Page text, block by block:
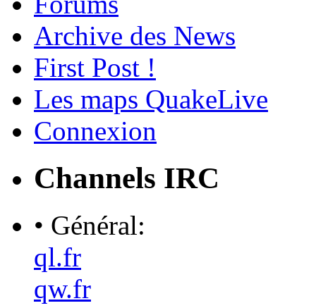
Archive des News
First Post !
Les maps QuakeLive
Connexion
Channels IRC
• Général:
ql.fr
qw.fr